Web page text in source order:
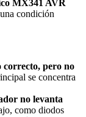
MX341 AVR
condición
correcto, pero no
se concentra
no levanta
como diodos